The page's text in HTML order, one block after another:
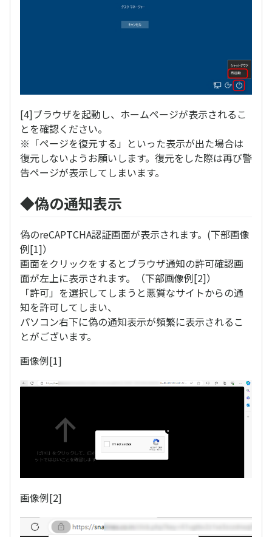
[4]ブラウザを起動し、ホームページが表示されるこ
とを確認ください。
※「ページを復元する」といった表示が出た場合は
復元しないようお願いします。復元をした際は再び警
告ページが表示してしまいます。
◆偽の通知表示
偽のreCAPTCHA認証画面が表示されます。(下部画像
例[1]）
画面をクリックをするとブラウザ通知の許可確認画
面が左上に表示されます。（下部画像例[2]）
「許可」を選択してしまうと悪質なサイトからの通
知を許可してしまい、
パソコン右下に偽の通知表示が頻繁に表示されるこ
とがございます。
画像例[1]
画像例[2]